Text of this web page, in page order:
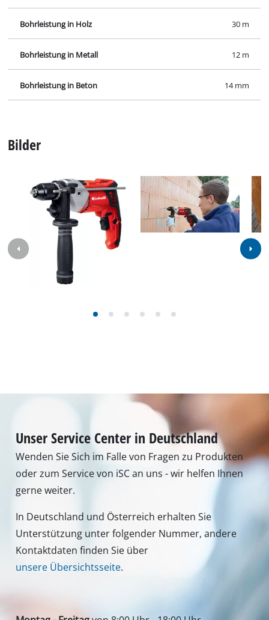
Bohrleistung in Holz 30 m
Bohrleistung in Metall 12 m
Bohrleistung in Beton 14 mm
Bilder
Unser Service Center in Deutschland
Wenden Sie Sich im Falle von Fragen zu Produkten
oder zum Service von iSC an uns - wir helfen Ihnen
gerne weiter.
In Deutschland und Österreich erhalten Sie
Unterstützung unter folgender Nummer, andere
Kontaktdaten finden Sie über
unsere Übersichtsseite.